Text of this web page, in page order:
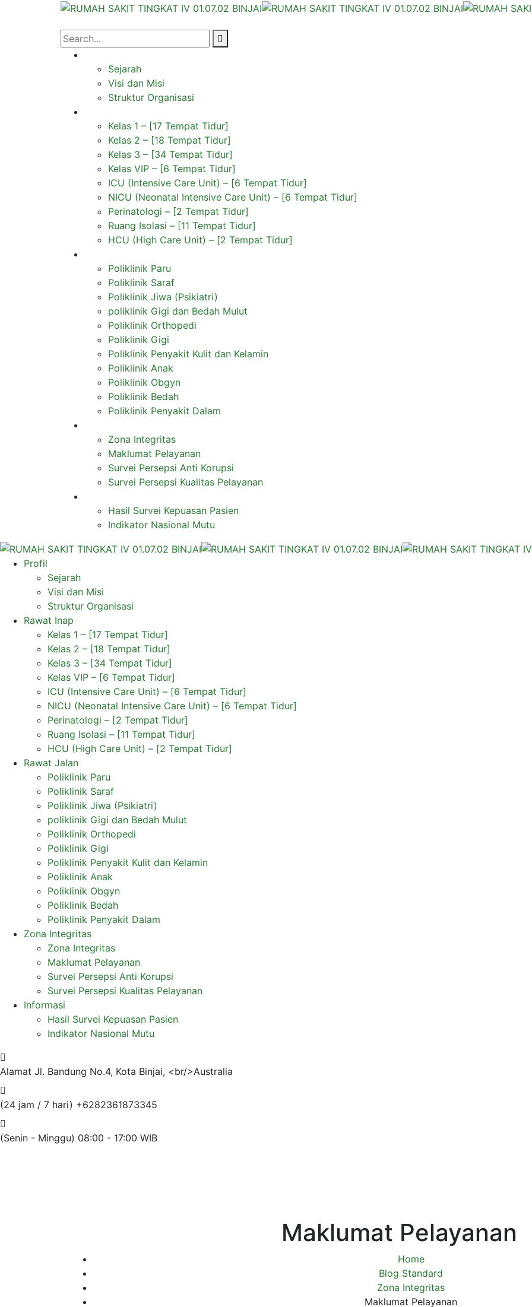
Sejarah
Visi dan Misi
Struktur Organisasi
Kelas 1 – [17 Tempat Tidur]
Kelas 2 – [18 Tempat Tidur]
Kelas 3 – [34 Tempat Tidur]
Kelas VIP – [6 Tempat Tidur]
ICU (Intensive Care Unit) – [6 Tempat Tidur]
NICU (Neonatal Intensive Care Unit) – [6 Tempat Tidur]
Perinatologi – [2 Tempat Tidur]
Ruang Isolasi – [11 Tempat Tidur]
HCU (High Care Unit) – [2 Tempat Tidur]
Poliklinik Paru
Poliklinik Saraf
Poliklinik Jiwa (Psikiatri)
poliklinik Gigi dan Bedah Mulut
Poliklinik Orthopedi
Poliklinik Gigi
Poliklinik Penyakit Kulit dan Kelamin
Poliklinik Anak
Poliklinik Obgyn
Poliklinik Bedah
Poliklinik Penyakit Dalam
Zona Integritas
Maklumat Pelayanan
Survei Persepsi Anti Korupsi
Survei Persepsi Kualitas Pelayanan
Hasil Survei Kepuasan Pasien
Indikator Nasional Mutu
Profil
Sejarah
Visi dan Misi
Struktur Organisasi
Rawat Inap
Kelas 1 – [17 Tempat Tidur]
Kelas 2 – [18 Tempat Tidur]
Kelas 3 – [34 Tempat Tidur]
Kelas VIP – [6 Tempat Tidur]
ICU (Intensive Care Unit) – [6 Tempat Tidur]
NICU (Neonatal Intensive Care Unit) – [6 Tempat Tidur]
Perinatologi – [2 Tempat Tidur]
Ruang Isolasi – [11 Tempat Tidur]
HCU (High Care Unit) – [2 Tempat Tidur]
Rawat Jalan
Poliklinik Paru
Poliklinik Saraf
Poliklinik Jiwa (Psikiatri)
poliklinik Gigi dan Bedah Mulut
Poliklinik Orthopedi
Poliklinik Gigi
Poliklinik Penyakit Kulit dan Kelamin
Poliklinik Anak
Poliklinik Obgyn
Poliklinik Bedah
Poliklinik Penyakit Dalam
Zona Integritas
Zona Integritas
Maklumat Pelayanan
Survei Persepsi Anti Korupsi
Survei Persepsi Kualitas Pelayanan
Informasi
Hasil Survei Kepuasan Pasien
Indikator Nasional Mutu
Alamat Jl. Bandung No.4, Kota Binjai, <br/>Australia
(24 jam / 7 hari) +6282361873345
(Senin - Minggu) 08:00 - 17:00 WIB
Maklumat Pelayanan
Home
Blog Standard
Zona Integritas
Maklumat Pelayanan